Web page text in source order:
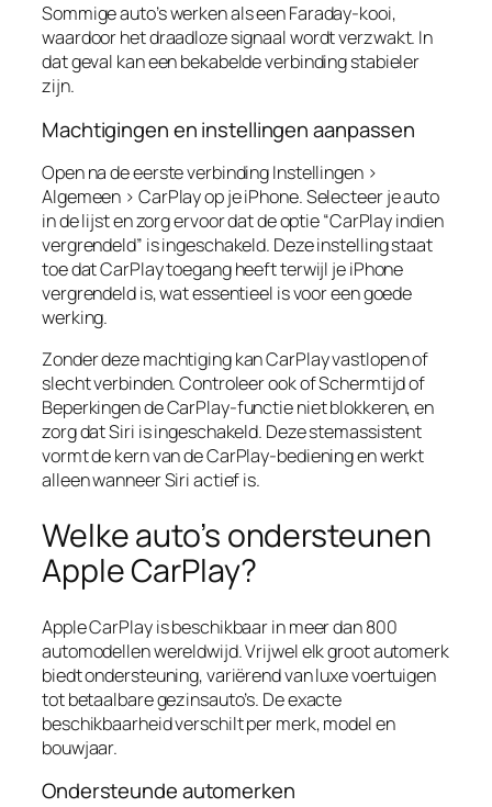
Sommige auto’s werken als een Faraday-kooi,
waardoor het draadloze signaal wordt verzwakt. In
dat geval kan een bekabelde verbinding stabieler
zijn.
Machtigingen en instellingen aanpassen
Open na de eerste verbinding Instellingen >
Algemeen > CarPlay op je iPhone. Selecteer je auto
in de lijst en zorg ervoor dat de optie “CarPlay indien
vergrendeld” is ingeschakeld. Deze instelling staat
toe dat CarPlay toegang heeft terwijl je iPhone
vergrendeld is, wat essentieel is voor een goede
werking.
Zonder deze machtiging kan CarPlay vastlopen of
slecht verbinden. Controleer ook of Schermtijd of
Beperkingen de CarPlay-functie niet blokkeren, en
zorg dat Siri is ingeschakeld. Deze stemassistent
vormt de kern van de CarPlay-bediening en werkt
alleen wanneer Siri actief is.
Welke auto’s ondersteunen
Apple CarPlay?
Apple CarPlay is beschikbaar in meer dan 800
automodellen wereldwijd. Vrijwel elk groot automerk
biedt ondersteuning, variërend van luxe voertuigen
tot betaalbare gezinsauto’s. De exacte
beschikbaarheid verschilt per merk, model en
bouwjaar.
Ondersteunde automerken